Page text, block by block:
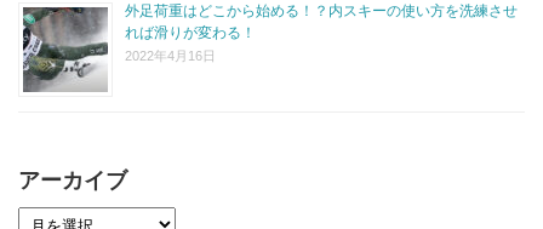
外足荷重はどこから始める！？内スキーの使い方を洗練させ
れば滑りが変わる！
2022年4月16日
アーカイブ